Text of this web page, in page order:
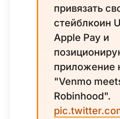
привязать
стейблкоин
Apple Pay и
приложение
"Venmo
Robinhood".